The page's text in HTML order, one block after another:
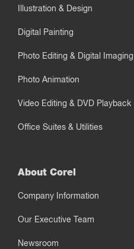
Illustration & Design
Digital Painting
Photo Editing & Digital Imaging
Photo Animation
Video Editing & DVD Playback
Office Suites & Utilities
About Corel
Company Information
Our Executive Team
Newsroom